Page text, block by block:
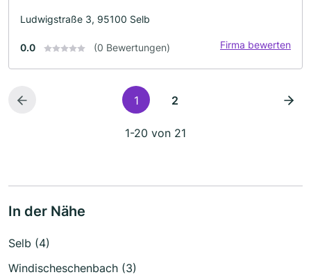
Ludwigstraße 3, 95100 Selb
0.0 (0 Bewertungen) Firma bewerten
1 2
1-20 von 21
In der Nähe
Selb (4)
Windischeschenbach (3)